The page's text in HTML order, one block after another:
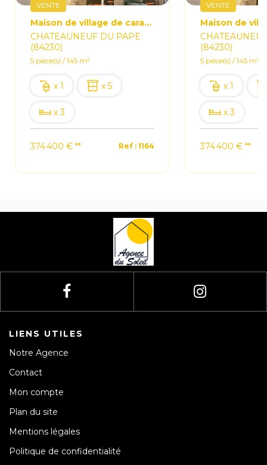
VENTE
Maison de village de caractère avec caveau loué sur Châteauneuf-du-Pape
CHATEAUNEUF DU PAPE
(84230)
5 pièce(s) / 145 m²
x 1 x 5
x 3
374 400 € ** Ref : 1164
VENTE
(84230)
5 pièce(s) / 145 m²
x 1
x 3
374 400 € **
LIENS UTILES
Notre Agence
Contact
Mon compte
Plan du site
Mentions légales
Politique de confidentialité